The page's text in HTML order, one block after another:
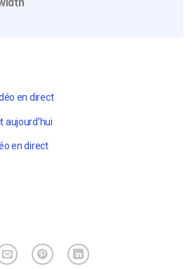
en direct
aujourd'hui
en direct